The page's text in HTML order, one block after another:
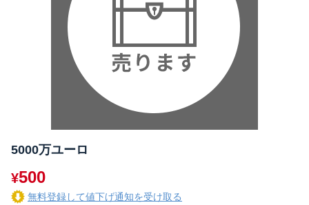
5000万ユーロ
¥500
無料登録して値下げ通知を受け取る